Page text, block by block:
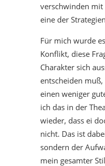
verschwinden mit
eine der
Für mich wurde
Konflikt, diese
Charakter sich
entscheiden
einen weniger
ich das in der
wieder, dass ei
nicht. Das ist
sondern der
mein gesamter